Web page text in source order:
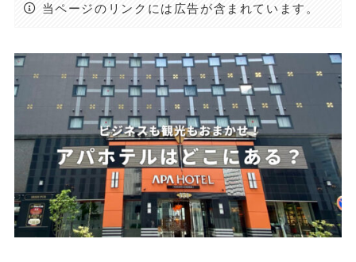
当ページのリンクには広告が含まれています。